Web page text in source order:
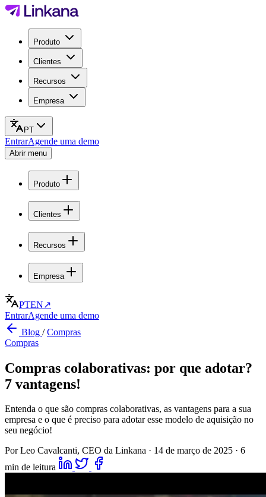
Produto
Clientes
Recursos
Empresa
PT
EntrarAgende uma demo
Abrir menu
Produto
Clientes
Recursos
Empresa
PTEN↗
EntrarAgende uma demo
Blog /Compras
Compras
Compras colaborativas: por que adotar?
7 vantagens!
Entenda o que são compras colaborativas, as vantagens para a sua
empresa e o que é preciso para adotar esse modelo de aquisição no
seu negócio!
Por Leo Cavalcanti, CEO da Linkana · 14 de março de 2025 · 6
min de leitura